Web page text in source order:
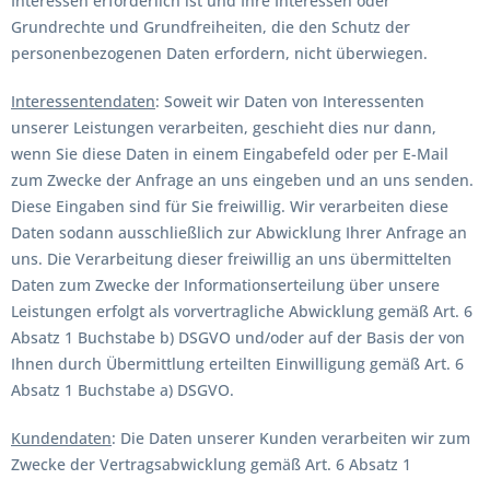
Grundrechte und Grundfreiheiten, die den Schutz der
personenbezogenen Daten erfordern, nicht überwiegen.
Interessentendaten: Soweit wir Daten von Interessenten
unserer Leistungen verarbeiten, geschieht dies nur dann,
wenn Sie diese Daten in einem Eingabefeld oder per E-Mail
zum Zwecke der Anfrage an uns eingeben und an uns senden.
Diese Eingaben sind für Sie freiwillig. Wir verarbeiten diese
Daten sodann ausschließlich zur Abwicklung Ihrer Anfrage an
uns. Die Verarbeitung dieser freiwillig an uns übermittelten
Daten zum Zwecke der Informationserteilung über unsere
Leistungen erfolgt als vorvertragliche Abwicklung gemäß Art. 6
Absatz 1 Buchstabe b) DSGVO und/oder auf der Basis der von
Ihnen durch Übermittlung erteilten Einwilligung gemäß Art. 6
Absatz 1 Buchstabe a) DSGVO.
Kundendaten: Die Daten unserer Kunden verarbeiten wir zum
Zwecke der Vertragsabwicklung gemäß Art. 6 Absatz 1